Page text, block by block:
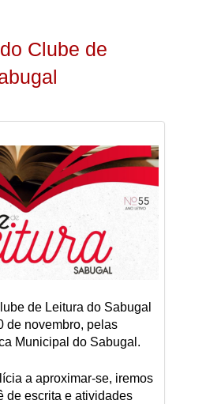
Clube de
de Leitura do Sabugal
de novembro, pelas
Municipal do Sabugal.
a aproximar-se, iremos
de escrita e atividades